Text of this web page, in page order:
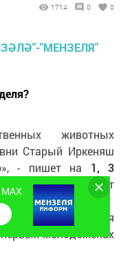
1714 0 0
животных
Старый Иркеняш
- пишет на 1, 3
статье «Результат
Крещения
молодоженах